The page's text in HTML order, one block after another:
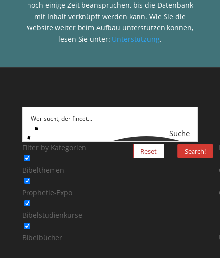
noch einige Zeit beanspruchen, bis die Datenbank
mit Inhalt verknüpft werden kann. Wie Sie die
Website weiter beim Aufbau unterstützen können,
lesen Sie unter: Unterstützung.
Suche
Filter by Kategorien
Bibelthemen
Prophetie-Expo
Bibelstudienkurse
Bibelbücher
Reset Search!